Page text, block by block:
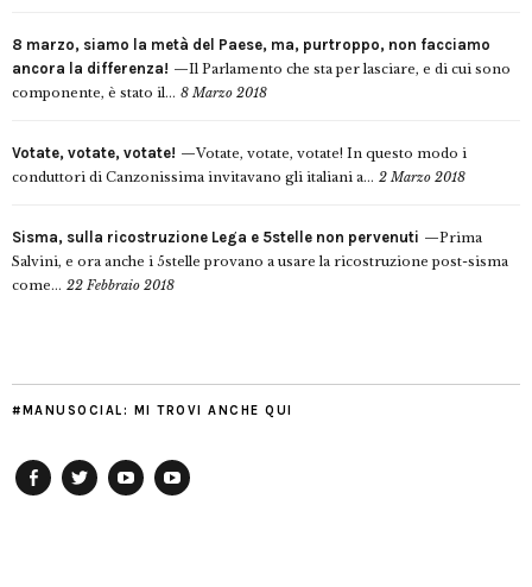
8 marzo, siamo la metà del Paese, ma, purtroppo, non facciamo
ancora la differenza!
Il Parlamento che sta per lasciare, e di cui sono
componente, è stato il... 8 Marzo 2018
Votate, votate, votate!
Votate, votate, votate! In questo modo i
conduttori di Canzonissima invitavano gli italiani a... 2 Marzo 2018
Sisma, sulla ricostruzione Lega e 5stelle non pervenuti
Prima
Salvini, e ora anche i 5stelle provano a usare la ricostruzione post-sisma
come... 22 Febbraio 2018
#MANUSOCIAL: MI TROVI ANCHE QUI